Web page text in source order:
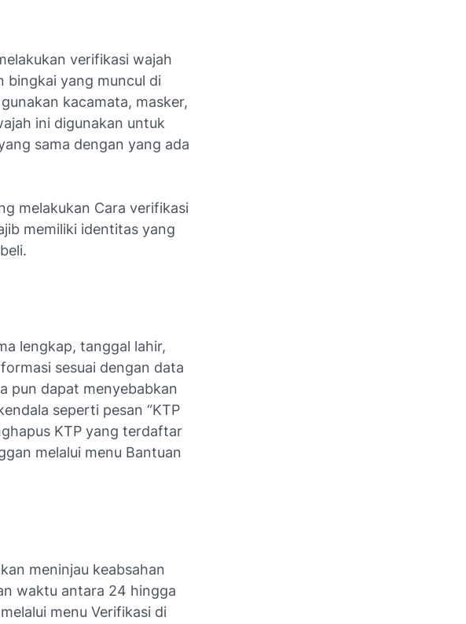
verifikasi wajah
bingkai yang muncul di
kacamata, masker,
ini digunakan untuk
sama dengan yang ada
melakukan Cara verifikasi
memiliki identitas yang
lengkap, tanggal lahir,
sesuai dengan data
pun dapat menyebabkan
seperti pesan “KTP
KTP yang terdaftar
melalui menu Bantuan
meninjau keabsahan
waktu antara 24 hingga
menu Verifikasi di